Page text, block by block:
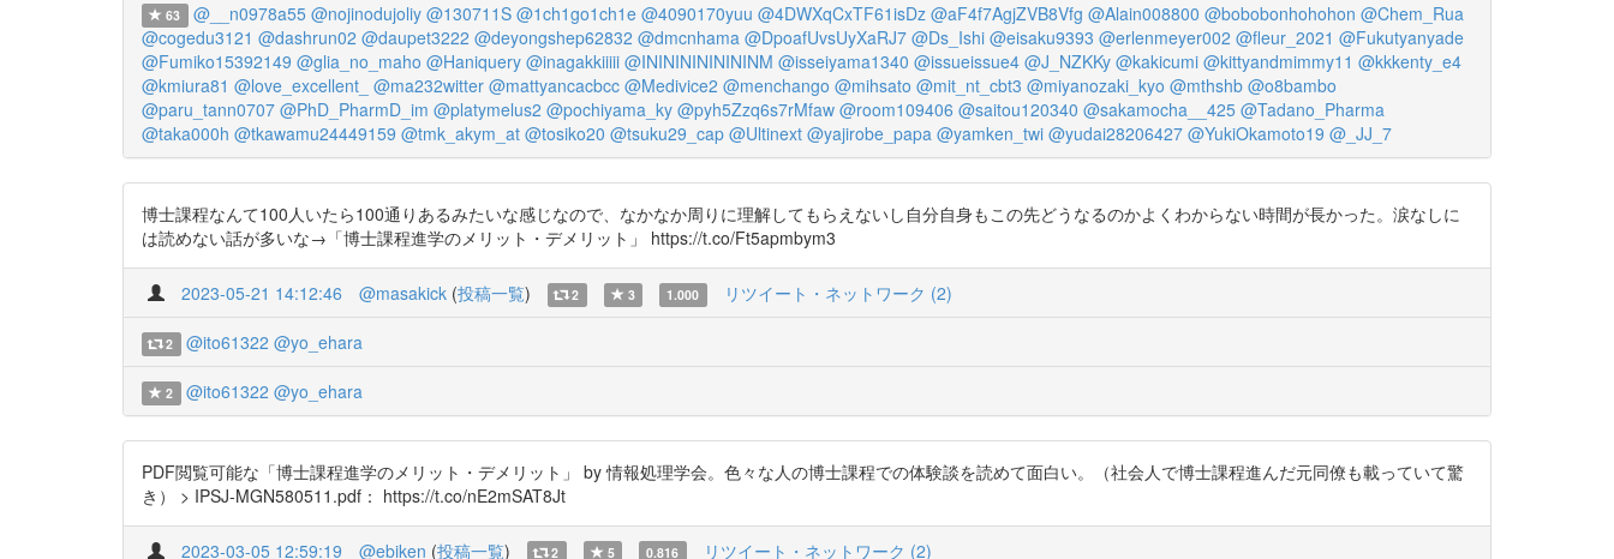
63 @__n0978a55 @nojinodujoliy @130711S @1ch1go1ch1e @4090170yuu @4DWXqCxTF61isDz @aF4f7AgjZVB8Vfg @Alain008800 @bobobonhohohon @Chem_Rua
@cogedu3121 @dashrun02 @daupet3222 @deyongshep62832 @dmcnhama @DpoafUvsUyXaRJ7 @Ds_Ishi @eisaku9393 @erlenmeyer002 @fleur_2021 @Fukutyanyade
@Fumiko15392149 @glia_no_maho @Haniquery @inagakkiiiii @INININININININM @isseiyama1340 @issueissue4 @J_NZKKy @kakicumi @kittyandmimmy11 @kkkenty_e4
@kmiura81 @love_excellent_ @ma232witter @mattyancacbcc @Medivice2 @menchango @mihsato @mit_nt_cbt3 @miyanozaki_kyo @mthshb @o8bambo
@paru_tann0707 @PhD_PharmD_im @platymelus2 @pochiyama_ky @pyh5Zzq6s7rMfaw @room109406 @saitou120340 @sakamocha__425 @Tadano_Pharma
@taka000h @tkawamu24449159 @tmk_akym_at @tosiko20 @tsuku29_cap @Ultinext @yajirobe_papa @yamken_twi @yudai28206427 @YukiOkamoto19 @_JJ_7
博士課程なんて100人いたら100通りあるみたいな感じなので、なかなか周りに理解してもらえないし自分自身もこの先どうなるのかよくわからない時間が長かった。涙なしに
は読めない話が多いな→「博士課程進学のメリット・デメリット」 https://t.co/Ft5apmbym3
2023-05-21 14:12:46 @masakick (投稿一覧) 2 3 1.000 リツイート・ネットワーク (2)
2 @ito61322 @yo_ehara
2 @ito61322 @yo_ehara
PDF閲覧可能な「博士課程進学のメリット・デメリット」 by 情報処理学会。色々な人の博士課程での体験談を読めて面白い。（社会人で博士課程進んだ元同僚も載っていて驚
き） > IPSJ-MGN580511.pdf： https://t.co/nE2mSAT8Jt
2023-03-05 12:59:19 @ebiken (投稿一覧) 2 5 0.816 リツイート・ネットワーク (2)